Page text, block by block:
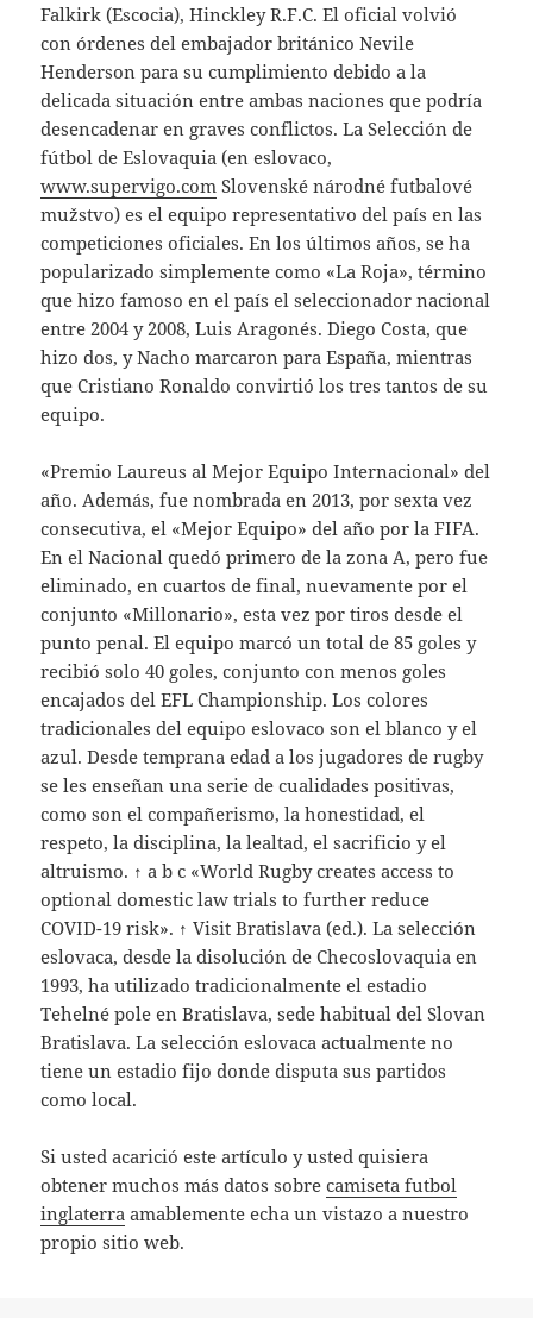
Falkirk (Escocia), Hinckley R.F.C. El oficial volvió
con órdenes del embajador británico Nevile
Henderson para su cumplimiento debido a la
delicada situación entre ambas naciones que podría
desencadenar en graves conflictos. La Selección de
fútbol de Eslovaquia (en eslovaco,
www.supervigo.com Slovenské národné futbalové
mužstvo) es el equipo representativo del país en las
competiciones oficiales. En los últimos años, se ha
popularizado simplemente como «La Roja», término
que hizo famoso en el país el seleccionador nacional
entre 2004 y 2008, Luis Aragonés. Diego Costa, que
hizo dos, y Nacho marcaron para España, mientras
que Cristiano Ronaldo convirtió los tres tantos de su
equipo.
«Premio Laureus al Mejor Equipo Internacional» del
año. Además, fue nombrada en 2013, por sexta vez
consecutiva, el «Mejor Equipo» del año por la FIFA.
En el Nacional quedó primero de la zona A, pero fue
eliminado, en cuartos de final, nuevamente por el
conjunto «Millonario», esta vez por tiros desde el
punto penal. El equipo marcó un total de 85 goles y
recibió solo 40 goles, conjunto con menos goles
encajados del EFL Championship. Los colores
tradicionales del equipo eslovaco son el blanco y el
azul. Desde temprana edad a los jugadores de rugby
se les enseñan una serie de cualidades positivas,
como son el compañerismo, la honestidad, el
respeto, la disciplina, la lealtad, el sacrificio y el
altruismo. ↑ a b c «World Rugby creates access to
optional domestic law trials to further reduce
COVID-19 risk». ↑ Visit Bratislava (ed.). La selección
eslovaca, desde la disolución de Checoslovaquia en
1993, ha utilizado tradicionalmente el estadio
Tehelné pole en Bratislava, sede habitual del Slovan
Bratislava. La selección eslovaca actualmente no
tiene un estadio fijo donde disputa sus partidos
como local.
Si usted acarició este artículo y usted quisiera
obtener muchos más datos sobrecamiseta futbol
inglaterra amablemente echa un vistazo a nuestro
propio sitio web.